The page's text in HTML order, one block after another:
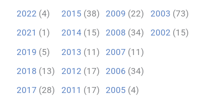
2022 (4)
2021 (1)
2019 (5)
2018 (13)
2017 (28)
2015 (38)
2014(15)
2013 (11)
2012 (17)
2011 (17)
2009 (22)
2008 (34)
2007 (11)
2006 (34)
2005 (4)
2003 (73)
2002 (15)